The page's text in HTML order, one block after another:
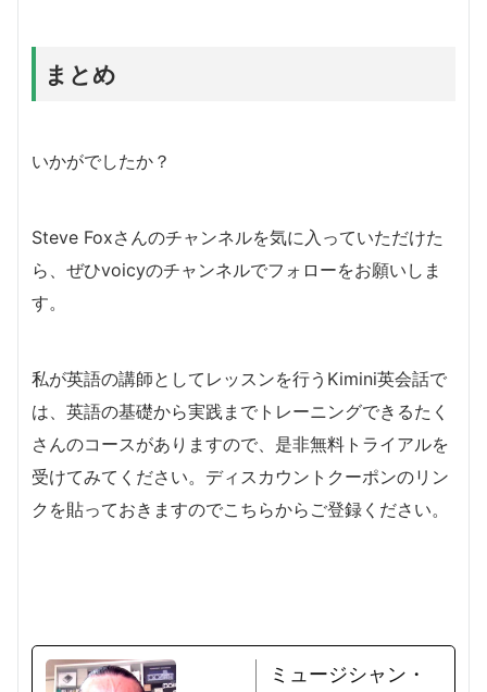
まとめ
いかがでしたか？
Steve Foxさんのチャンネルを気に入っていただけた
ら、ぜひvoicyのチャンネルでフォローをお願いしま
す。
私が英語の講師としてレッスンを行うKimini英会話で
は、英語の基礎から実践までトレーニングできるたく
さんのコースがありますので、是非無料トライアルを
受けてみてください。ディスカウントクーポンのリン
クを貼っておきますのでこちらからご登録ください。
ミュージシャン・